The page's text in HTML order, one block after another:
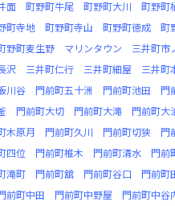
面 町野町牛尾 町野町大川
町野町
町寺地 町野町寺山 町野町徳成
町
野町麦生野 マリンタウン
三井町市
沢 三井町仁行 三井町細屋
三井町
川谷 門前町五十洲 門前町池田
門
門前町大切 門前町大滝
門前町大
木原月 門前町久川 門前町切狭
門
四位 門前町椎木 門前町清水
門前
滝町 門前町舘 門前町谷口
門前町
前町中田 門前町中野屋
門前町中谷